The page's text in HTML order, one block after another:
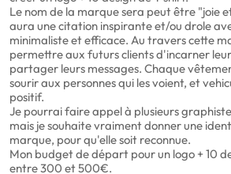
Le nom de la marque sera peut être "joie
aura une citation inspirante et/ou drole
minimaliste et efficace. Au travers cette
permettre aux futurs clients d'incarner
partager leurs messages. Chaque
sourir aux personnes qui les voient, et
positif.
Je pourrai faire appel à plusieurs
mais je souhaite vraiment donner une
marque, pour qu'elle soit reconnue.
Mon budget de départ pour un logo + 10
entre 300 et 500€.